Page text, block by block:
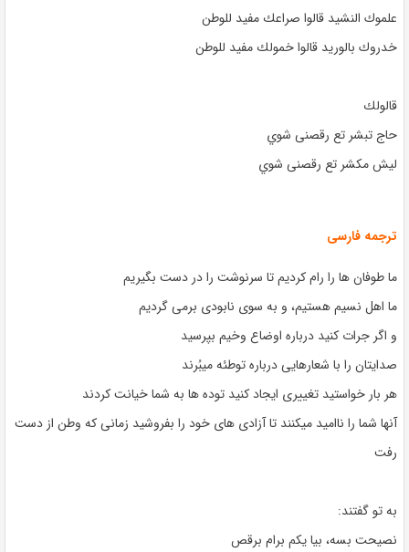
علموك النشيد قالوا صراعك مفيد للوطن
خدروك بالوريد قالوا خمولك مفيد للوطن
قالولك
حاج تبشر تع رقصنى شوي
ليش مكشر تع رقصنى شوي
ترجمه فارسی
ما طوفان ها را رام کردیم تا سرنوشت را در دست بگیریم
ما اهل نسیم هستیم، و به سوی نابودی برمی گردیم
و اگر جرات کنید درباره اوضاع وخیم بپرسید
صدایتان را با شعارهایی درباره توطئه میبُرند
هر بار خواستید تغییری ایجاد کنید توده ها به شما خیانت کردند
آنها شما را ناامید میکنند تا آزادی های خود را بفروشید زمانی که وطن از دست
رفت
به تو گفتند:
نصیحت بسه، بیا یکم برام برقص